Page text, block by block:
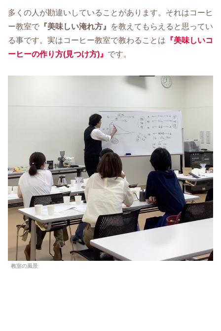
多くの人が勘違いしていることがあります。それはコーヒ
ー教室で 『美味しい淹れ方』
を教えてもらえると思ってい
る事です。実はコーヒー教室で教わることは 『美味しいコ
ーヒーの作り方(見つけ方)』 です。
教室の風景